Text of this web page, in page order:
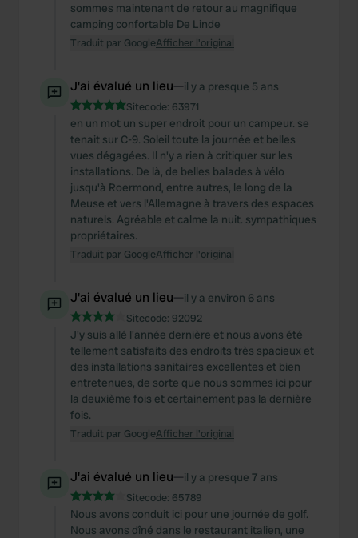
sommes maintenant de retour au magnifique
camping confortable De Linde
Traduit par GoogleAfficher l'original
J'ai évalué un lieu—il y a presque 5 ans
Sitecode: 63971
en un mot un super endroit pour un campeur. se
tenait sur C-9. Soleil toute la journée et belles
vues dégagées. Il n'y a rien à critiquer sur les
installations. De là, de belles balades à vélo
jusqu'à Roermond, entre autres, le long de la
Meuse et vers l'Allemagne à travers des espaces
naturels. Agréable et calme la nuit. sympathiques
propriétaires.
Traduit par GoogleAfficher l'original
J'ai évalué un lieu—il y a environ 6 ans
Sitecode: 92092
J'y suis allé l'année dernière et nous avons été
tellement satisfaits des endroits très spacieux et
des installations sanitaires excellentes et bien
entretenues, de sorte que nous sommes ici pour
la deuxième fois et certainement pas la dernière
fois.
Traduit par GoogleAfficher l'original
J'ai évalué un lieu—il y a presque 7 ans
Sitecode: 65789
Nous avons conduit ici pour une journée de golf.
Nous avons dîné dans le restaurant italien, une